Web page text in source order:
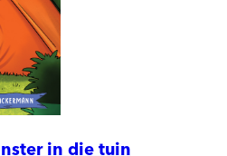
in die tuin